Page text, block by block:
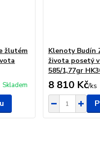
žlutém
Skladem
Klenoty Budín
života posetý
585/1,77gr
8 810 Kč/ks